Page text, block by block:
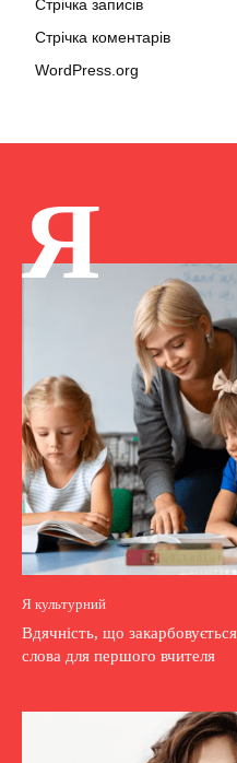
Стрічка записів
Стрічка коментарів
WordPress.org
Я
Я культурний
Вдячність, що
слова для першого вчителя